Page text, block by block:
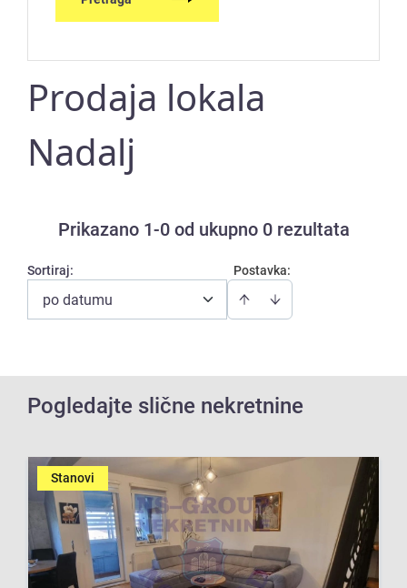
Prodaja lokala
Nadalj
Prikazano 1-0 od ukupno 0 rezultata
Postavka:
Sortiraj:
po datumu
Pogledajte slične nekretnine
Stanovi